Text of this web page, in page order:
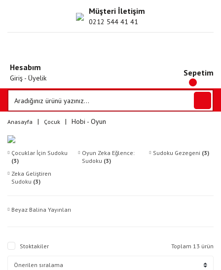
Müşteri İletişim
0212 544 41 41
Hesabım
Giriş - Üyelik
Sepetim
Anasayfa Çocuk Hobi - Oyun
Çocuklar İçin Sudoku
(3)
Oyun Zeka Eğlence:
Sudoku (3)
Sudoku Gezegeni (3)
Zeka Geliştiren
Sudoku (3)
Beyaz Balina Yayınları
Stoktakiler Toplam 13 ürün